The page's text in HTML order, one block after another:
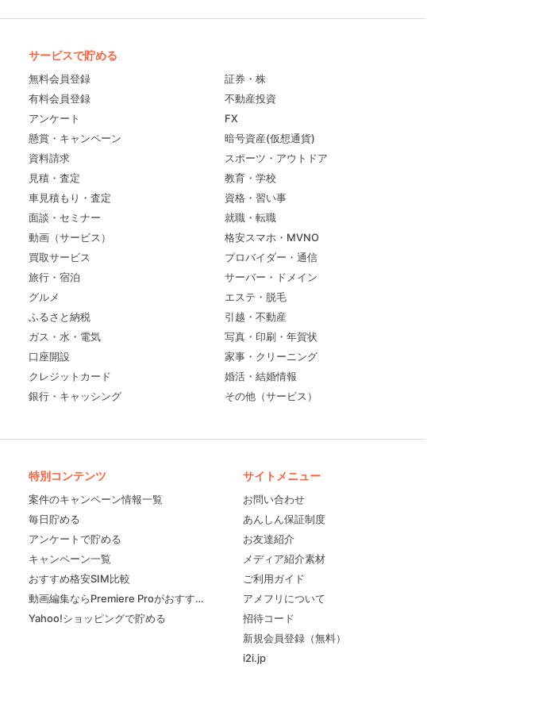
サービスで貯める
無料会員登録
有料会員登録
アンケート
懸賞・キャンペーン
資料請求
見積・査定
車見積もり・査定
面談・セミナー
動画（サービス）
買取サービス
旅行・宿泊
グルメ
ふるさと納税
ガス・水・電気
口座開設
クレジットカード
銀行・キャッシング
証券・株
不動産投資
FX
暗号資産(仮想通貨)
スポーツ・アウトドア
教育・学校
資格・習い事
就職・転職
格安スマホ・MVNO
プロバイダー・通信
サーバー・ドメイン
エステ・脱毛
引越・不動産
写真・印刷・年賀状
家事・クリーニング
婚活・結婚情報
その他（サービス）
特別コンテンツ
案件のキャンペーン情報一覧
毎日貯める
アンケートで貯める
キャンペーン一覧
おすすめ格安SIM比較
動画編集ならPremiere Proがおすすめ！
Yahoo!ショッピングで貯める
サイトメニュー
お問い合わせ
あんしん保証制度
お友達紹介
メディア紹介素材
ご利用ガイド
アメフリについて
招待コード
新規会員登録（無料）
i2i.jp